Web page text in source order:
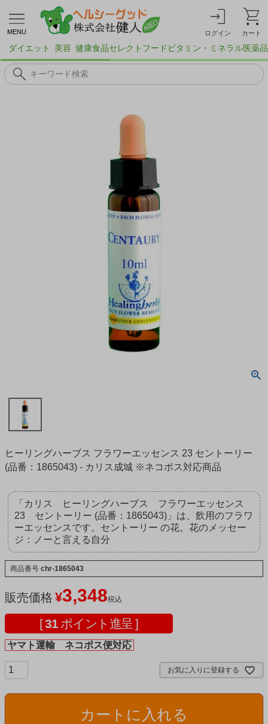
MENU ログイン カート
ダイエット 美容 健康食品セレクトフード ビタミン・ミネラル医薬品
ヒーリングハーブス フラワーエッセンス 23 セントーリー
(品番：1865043) - カリス成城 ※ネコポス対応商品
「カリス ヒーリングハーブス フラワーエッセンス
23 セントーリー (品番：1865043)」は、飲用のフラワ
ーエッセンスです。セントーリー の花。花のメッセー
ジ：ノーと言える自分
商品番号 chr-1865043
販売価格 ¥3,348税込
[31 ポイント進呈 ]
ヤマト運輸 ネコポス便対応
お気に入りに登録する
カートに入れる